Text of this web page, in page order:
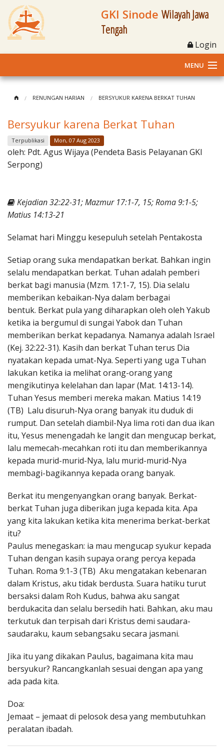
GKI Sinode Wilayah Jawa
Tengah
Login
MENU
Klasis dan Jemaat
Berita Kegiatan
Materi
Penerbitan
RENUNGAN HARIAN BERSYUKUR KARENA BERKAT TUHAN
Bersyukur karena Berkat Tuhan
Terpublikasi Mon, 07 Aug 2023
oleh: Pdt. Agus Wijaya (Pendeta Basis Pelayanan GKI
Serpong)
Kejadian 32:22-31; Mazmur 17:1-7, 15; Roma 9:1-5;
Matius 14:13-21
Selamat hari Minggu kesepuluh setelah Pentakosta
Setiap orang suka mendapatkan berkat. Bahkan ingin
selalu mendapatkan berkat. Tuhan adalah pemberi
berkat bagi manusia (Mzm. 17:1-7, 15). Dia selalu
memberikan kebaikan-Nya dalam berbagai
bentuk. Berkat pula yang diharapkan oleh oleh Yakub
ketika ia bergumul di sungai Yabok dan Tuhan
memberikan berkat kepadanya. Namanya adalah Israel
(Kej. 32:22-31). Kasih dan berkat Tuhan terus Dia
nyatakan kepada umat-Nya. Seperti yang uga Tuhan
lakukan ketika ia melihat orang-orang yang
mengikutinya kelelahan dan lapar (Mat. 14:13-14).
Tuhan Yesus memberi mereka makan. Matius 14:19
(TB) Lalu disuruh-Nya orang banyak itu duduk di
rumput. Dan setelah diambil-Nya lima roti dan dua ikan
itu, Yesus menengadah ke langit dan mengucap berkat,
lalu memecah-mecahkan roti itu dan memberikannya
kepada murid-murid-Nya, lalu murid-murid-Nya
membagi-bagikannya kepada orang banyak.
Berkat itu mengenyangkan orang banyak. Berkat-
berkat Tuhan juga diberikan juga kepada kita. Apa
yang kita lakukan ketika kita menerima berkat-berkat
itu?
Paulus menegaskan: ia mau mengucap syukur kepada
Tuhan dengan kasih supaya orang percya kepada
Tuhan. Roma 9:1-3 (TB) Aku mengatakan kebenaran
dalam Kristus, aku tidak berdusta. Suara hatiku turut
bersaksi dalam Roh Kudus, bahwa aku sangat
berdukacita dan selalu bersedih hati. Bahkan, aku mau
terkutuk dan terpisah dari Kristus demi saudara-
saudaraku, kaum sebangsaku secara jasmani.
Jika itu yang dikakan Paulus, bagaimana kita mau
bersyukur? Rancangkanlah sesuai dengan apa yang
ada pada kita.
Doa:
Jemaat – jemaat di pelosok desa yang membutuhkan
peralatan ibadah.